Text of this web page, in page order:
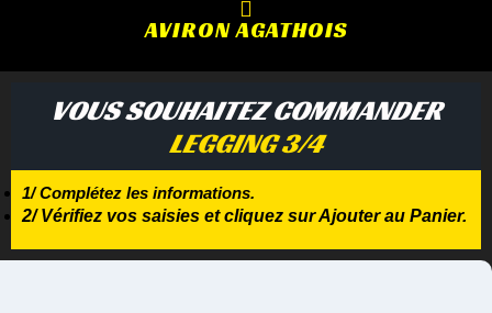
AVIRON AGATHOIS
VOUS SOUHAITEZ COMMANDER
LEGGING 3/4
1/ Complétez les informations.
2/ Vérifiez vos saisies et cliquez sur Ajouter au Panier.